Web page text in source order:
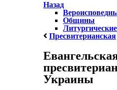
Назад
Общины
Пресвитерианская
Украины